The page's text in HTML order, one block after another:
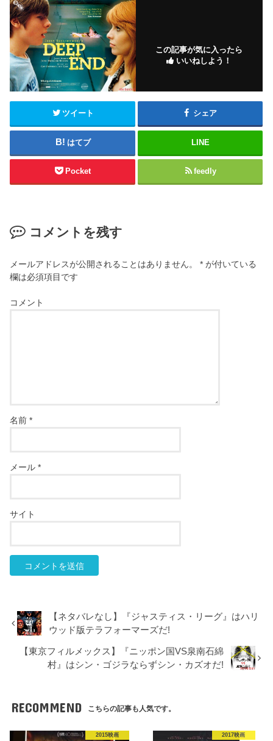
この記事が気に入ったら
いいねしよう！
ツイート シェア
はてブ LINE
Pocket feedly
コメントを残す
メールアドレスが公開されることはありません。 * が付いている
欄は必須項目です
コメント
名前*
メール*
サイト
【ネタバレなし】『ジャスティス・リーグ』はハリ
ウッド版テラフォーマーズだ!
【東京フィルメックス】『ニッポン国VS泉南石綿
村』はシン・ゴジラならずシン・カズオだ!
RECOMMEND こちらの記事も人気です。
2015映画 2017映画